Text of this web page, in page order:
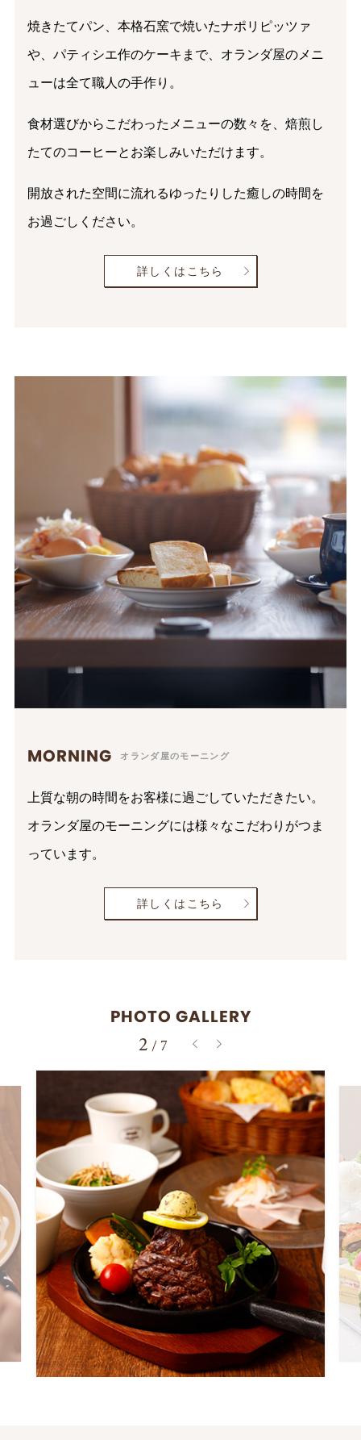
焼きたてパン、本格石窯で焼いたナポリピッツァ
や、パティシエ作のケーキまで、 オランダ屋のメニ
ューは全て職人の手作り。
食材選びからこだわったメニューの数々を、焙煎し
たてのコーヒーとお楽しみいただけます。
開放された空間に流れるゆったりした癒しの時間を
お過ごしください。
詳しくはこちら
MORNING オランダ屋のモーニング
上質な朝の時間をお客様に過ごしていただきたい。
オランダ屋のモーニングには様々なこだわりがつま
っています。
詳しくはこちら
PHOTO GALLERY
3 / 7